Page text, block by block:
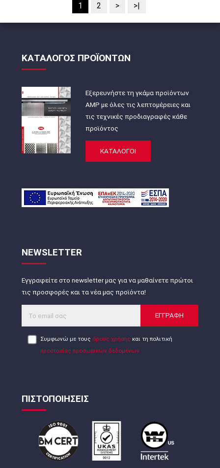
1 2 > >|
ΚΑΤΑΛΟΓΟΣ ΠΡΟΪΟΝΤΩΝ
Εξερευνήστε τη γκάμα προϊόντων
AMP με όλες τις λεπτομέρειες και
τις τεχνικές προδιαγραφές κάθε
προϊόντος
ΚΑΤΑΛΟΓΟΙ
NEWSLETTER
Εγγραφείτε στο newsletter μας για να μαθαίνετε πρώτοι
τις προσφορές και τα νέα μας προϊόντα!
ΕΓΓΡΑΦΗ
Συμφωνώ με τους όρους χρήσης και τη πολιτική
προστασίας προσωπικών δεδομένων
ΠΙΣΤΟΠΟΙΗΣΕΙΣ